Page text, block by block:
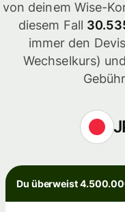
von deinem Wise-
diesem Fall
immer den
Wechselkurs)
Du überweist